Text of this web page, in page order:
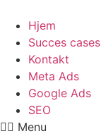
indhold
Hjem
Succes cases
Kontakt
Meta Ads
Google Ads
SEO
Menu